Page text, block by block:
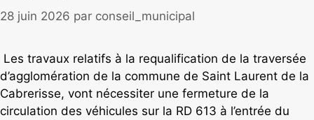
28 juin 2026 par conseil_municipal
Les travaux relatifs à la requalification de la traversée
d’agglomération de la commune de Saint Laurent de la
Cabrerisse, vont nécessiter une fermeture de la
circulation des véhicules sur la RD 613 à l’entrée du